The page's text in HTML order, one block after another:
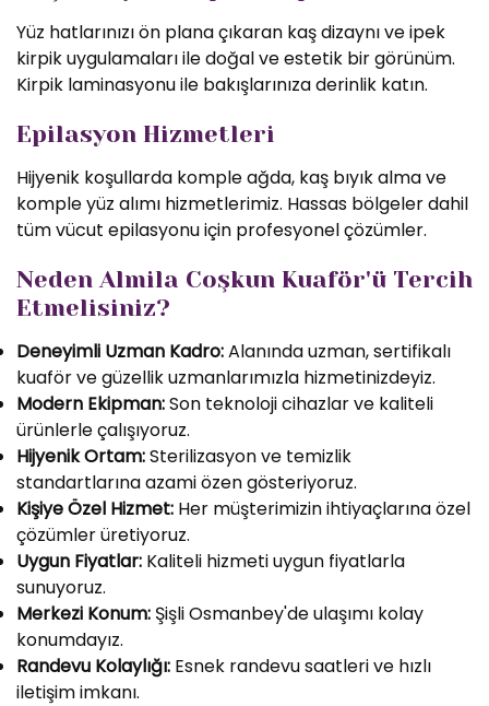
Yüz hatlarınızı ön plana çıkaran kaş dizaynı ve ipek
kirpik uygulamaları ile doğal ve estetik bir görünüm.
Kirpik laminasyonu ile bakışlarınıza derinlik katın.
Epilasyon Hizmetleri
Hijyenik koşullarda komple ağda, kaş bıyık alma ve
komple yüz alımı hizmetlerimiz. Hassas bölgeler dahil
tüm vücut epilasyonu için profesyonel çözümler.
Neden Almila Coşkun Kuaför'ü Tercih
Etmelisiniz?
Deneyimli Uzman Kadro:Alanında uzman, sertifikalı
kuaför ve güzellik uzmanlarımızla hizmetinizdeyiz.
Modern Ekipman:Son teknoloji cihazlar ve kaliteli
ürünlerle çalışıyoruz.
Hijyenik Ortam:Sterilizasyon ve temizlik
standartlarına azami özen gösteriyoruz.
Kişiye Özel Hizmet: Her müşterimizin ihtiyaçlarına özel
çözümler üretiyoruz.
Uygun Fiyatlar: Kaliteli hizmeti uygun fiyatlarla
sunuyoruz.
Merkezi Konum: Şişli Osmanbey'de ulaşımı kolay
konumdayız.
Randevu Kolaylığı: Esnek randevu saatleri ve hızlı
iletişim imkanı.